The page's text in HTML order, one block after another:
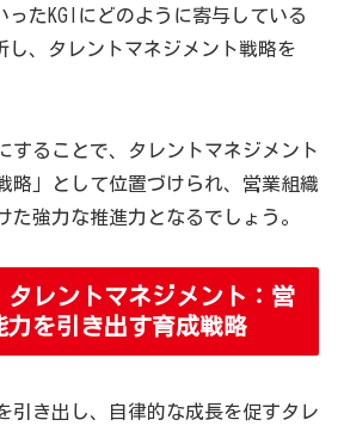
ったKGIにどのように寄与している
し、タレントマネジメント戦略を
することで、タレントマネジメント
略」として位置づけられ、営業組織
た強力な推進力となるでしょう。
タレントマネジメント：営
力を引き出す育成戦略
引き出し、自律的な成長を促すタレ